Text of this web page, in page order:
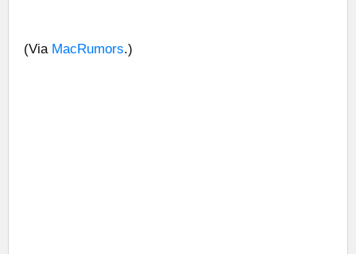
(Via MacRumors.)